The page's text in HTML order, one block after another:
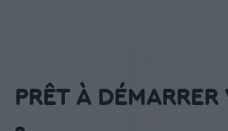
PRÊT À DÉMARRER